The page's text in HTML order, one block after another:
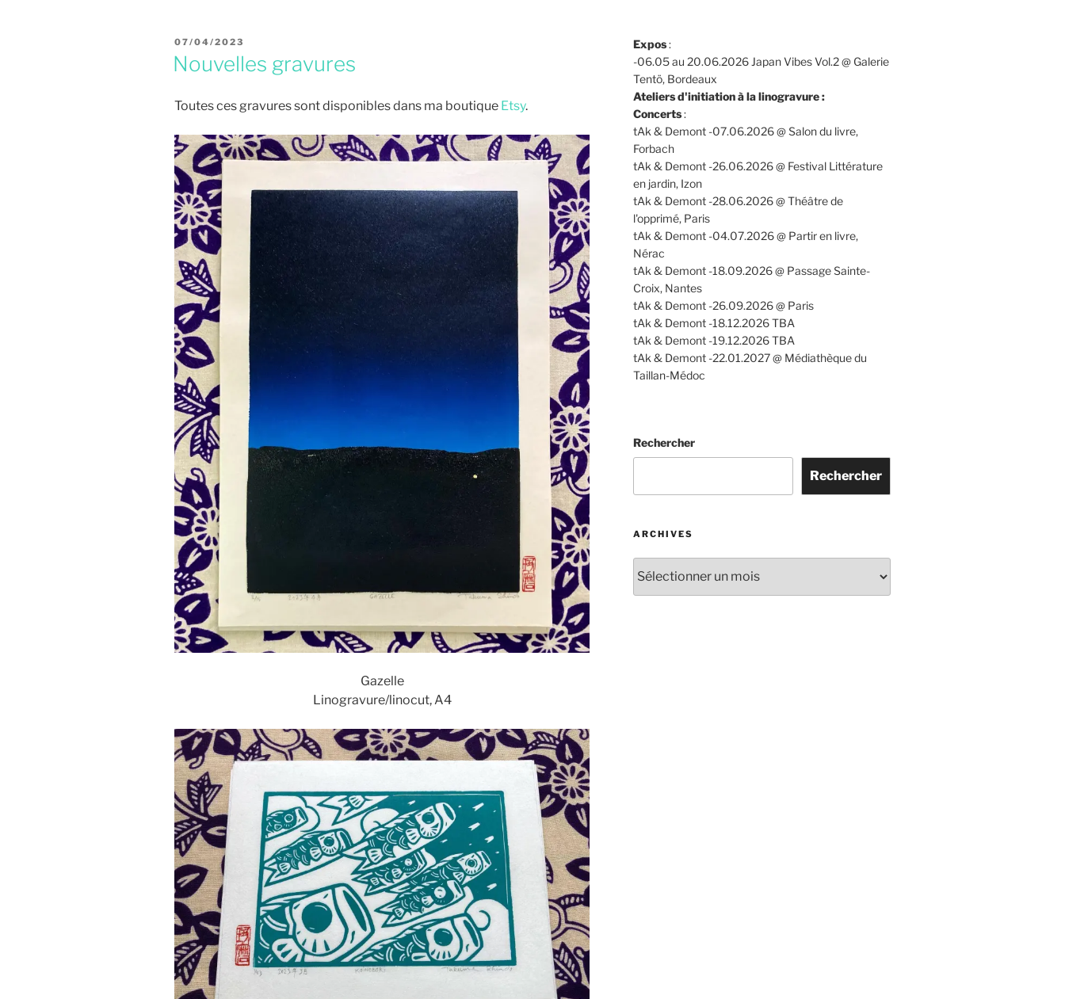
PUBLIÉ
LE
07/04/2023
Nouvelles gravures
Toutes ces gravures sont disponibles dans ma boutique Etsy.
Gazelle
Linogravure/linocut, A4
Expos:
-06.05 au 20.06.2026 Japan Vibes Vol.2 @ Galerie
Tentö, Bordeaux
Ateliers d'initiation à la linogravure :
Concerts:
tAk & Demont -07.06.2026 @ Salon du livre,
Forbach
tAk & Demont -26.06.2026 @ Festival Littérature
en jardin, Izon
tAk & Demont -28.06.2026 @ Théâtre de
l'opprimé, Paris
tAk & Demont -04.07.2026 @ Partir en livre,
Nérac
tAk & Demont -18.09.2026 @ Passage Sainte-
Croix, Nantes
tAk & Demont -26.09.2026 @ Paris
tAk & Demont -18.12.2026 TBA
tAk & Demont -19.12.2026 TBA
tAk & Demont -22.01.2027 @ Médiathèque du
Taillan-Médoc
Rechercher
Rechercher
ARCHIVES